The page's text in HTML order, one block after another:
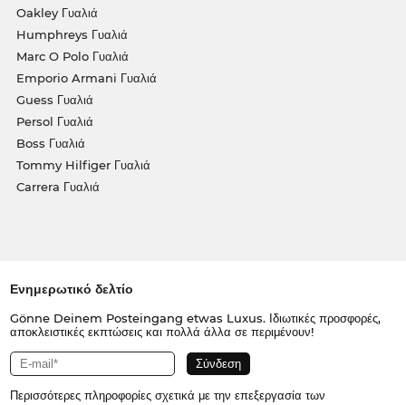
Oakley Γυαλιά
Humphreys Γυαλιά
Marc O Polo Γυαλιά
Emporio Armani Γυαλιά
Guess Γυαλιά
Persol Γυαλιά
Boss Γυαλιά
Tommy Hilfiger Γυαλιά
Carrera Γυαλιά
Ενημερωτικό δελτίο
Gönne Deinem Posteingang etwas Luxus. Ιδιωτικές προσφορές,
αποκλειστικές εκπτώσεις και πολλά άλλα σε περιμένουν!
Περισσότερες πληροφορίες σχετικά με την επεξεργασία των